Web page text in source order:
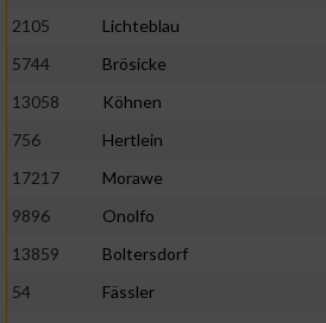
2105
Lichteblau
5744
Brösicke
13058
Köhnen
756
Hertlein
17217
Morawe
9896
Onolfo
13859
Boltersdorf
54
Fässler